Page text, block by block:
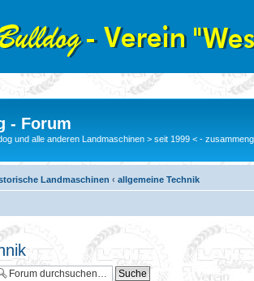
- Forum
und alle anderen Landmaschinen > seit 1999 < -
Landmaschinen ‹ allgemeine Technik